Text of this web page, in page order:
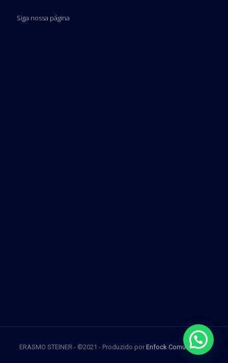
Siga nossa página
ERASMO STEINER - ©2021 - Produzido por Enfock Comunicação